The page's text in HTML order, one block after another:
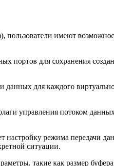
имеют
портов для сохранения
данных для каждого
управления потоком
режима передачи
ситуации.
такие как размер